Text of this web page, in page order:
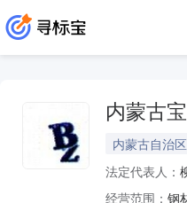
内蒙古
内蒙古自治
法定代表人：
经营范围： 钢